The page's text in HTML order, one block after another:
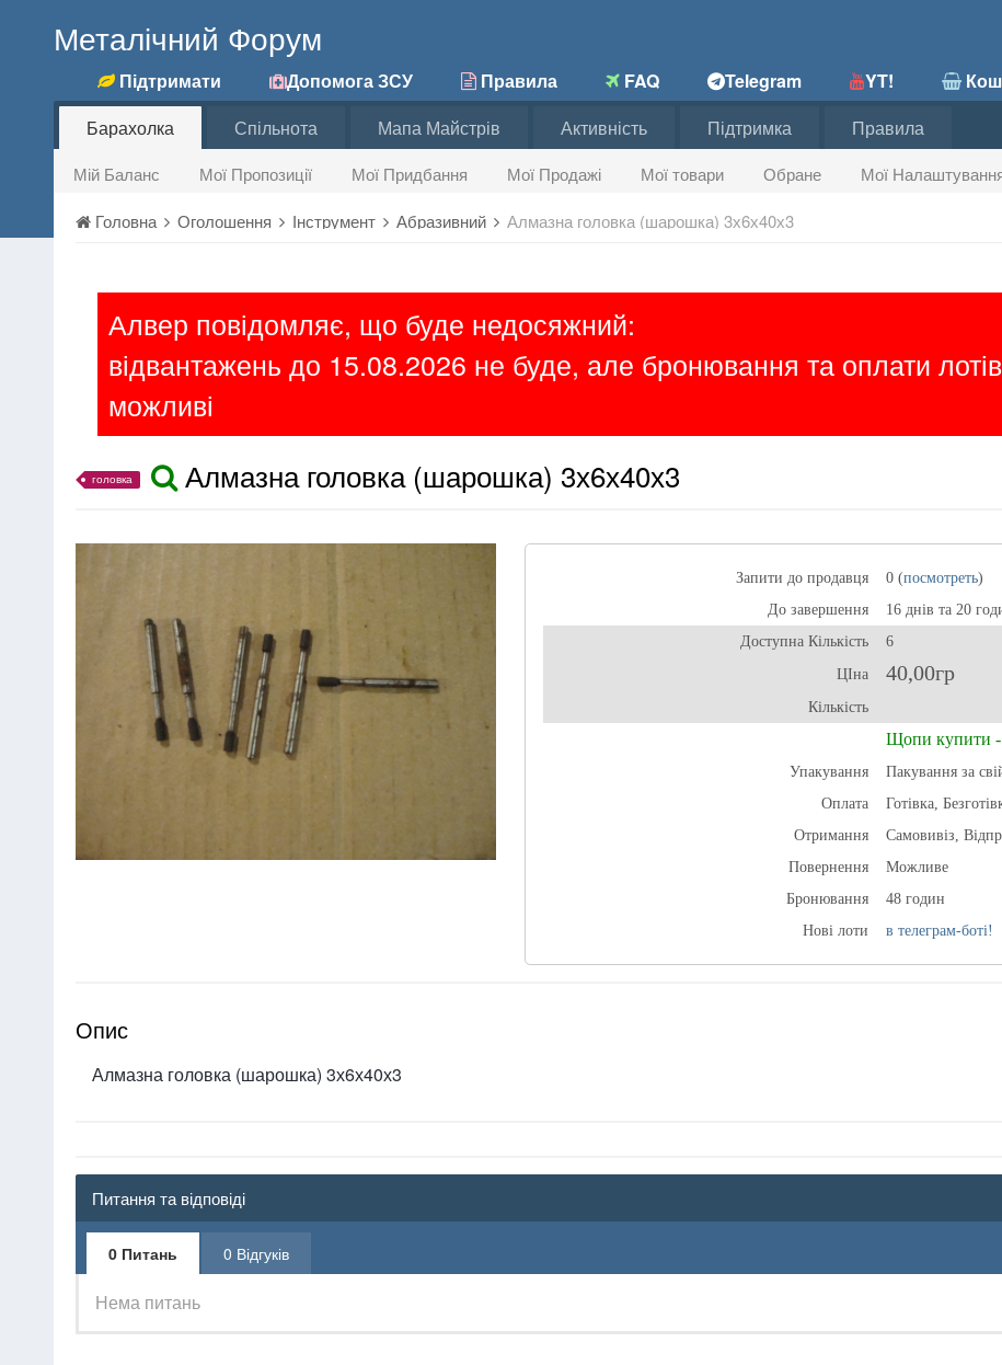
Металічний Форум
Підтримати Допомога ЗСУ Правила FAQ Telegram YT!
Барахолка
Мій Баланс Мої Пропозиції Мої Придбання Мої Продажі Мої товари Обране Мої
Спільнота Мапа Майстрів Активність Підтримка Правила
Головна Оголошення Інструмент Абразивний Алмазна головка (шарошка) 3х6х40х3
Алвер повідомляє, що буде недосяжний:
відвантажень до 15.08.2026 не буде, але бронювання та оплати лотів
можливі
головка Алмазна головка (шарошка) 3х6х40х3
Запити до продавця 0 (посмотреть)
До завершення
16 днів та 20
Доступна Кількість
6
ЦІна
40,00гр
Кількість
Щопи купити -
Упакування
Пакування за
Оплата
Готівка,
Отримання
Самовивіз,
Повернення
Можливе
Бронювання
48 годин
Нові лоти
в телеграм-боті!
Опис
Алмазна головка (шарошка) 3х6х40х3
Питання та відповіді
0 Питань 0 Відгуків
Нема питань